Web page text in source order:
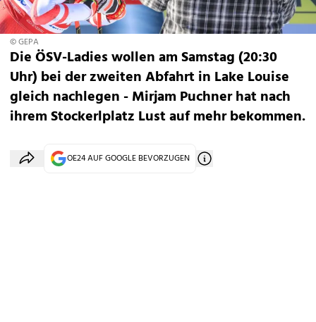
© GEPA
Die ÖSV-Ladies wollen am Samstag (20:30
Uhr) bei der zweiten Abfahrt in Lake Louise
gleich nachlegen - Mirjam Puchner hat nach
ihrem Stockerlplatz Lust auf mehr bekommen.
OE24 AUF GOOGLE BEVORZUGEN